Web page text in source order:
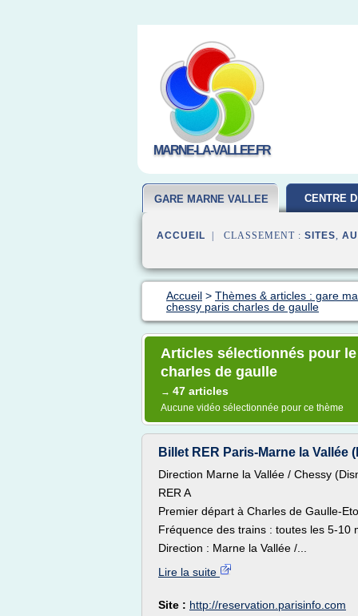
MARNE-LA-VALLEE.FR
GARE MARNE VALLEE CENTRE
ACCUEIL | CLASSEMENT : SITES,
Accueil > Thèmes & articles : gare
chessy paris charles de gaulle
Articles sélectionnés pour
charles de gaulle
→ 47 articles
Aucune vidéo sélectionnée pour ce thème
Billet RER Paris-Marne la Vallée
Direction Marne la Vallée / Chessy
RER A
Premier départ à Charles de Gaulle-
Fréquence des trains : toutes les 5-10
Direction : Marne la Vallée /...
Lire la suite
Site : http://reservation.parisinfo.com